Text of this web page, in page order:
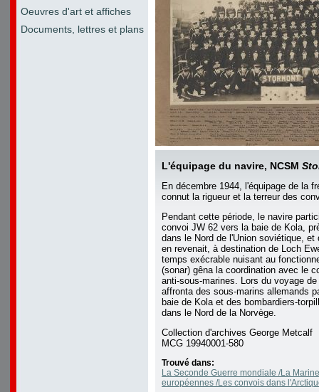
Oeuvres d'art et affiches
Documents, lettres et plans
L'équipage du navire, NCSM
En décembre 1944, l'équipage de la
connut la rigueur et la terreur des
Pendant cette période, le navire
convoi JW 62 vers la baie de Kola,
dans le Nord de l'Union soviétique, et
en revenait, à destination de Loch
temps exécrable nuisant au
(sonar) gêna la coordination avec le
anti-sous-marines. Lors du voyage
affronta des sous-marins allemands
baie de Kola et des bombardiers-
dans le Nord de la Norvège.
Collection d'archives George Metcalf
MCG 19940001-580
Trouvé dans:
La Seconde Guerre mondiale /La
européennes /Les convois dans